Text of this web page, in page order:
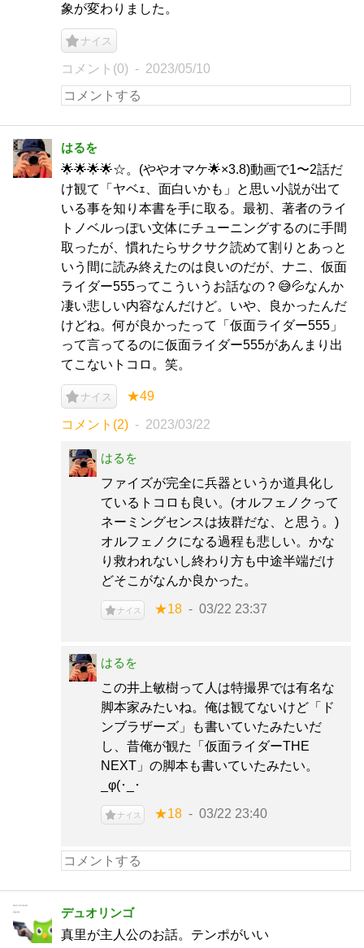
象が変わりました。
ナイス
コメント(0) 2023/05/10
はるを
🌟🌟🌟🌟☆。(ややオマケ🌟×3.8)動画で1〜2話だ
け観て「ヤベｪ、面白いかも」と思い小説が出て
いる事を知り本書を手に取る。最初、著者のライ
トノベルっぽい文体にチューニングするのに手間
取ったが、慣れたらサクサク読めて割りとあっと
いう間に読み終えたのは良いのだが、ナニ、仮面
ライダー555ってこういうお話なの？😅💦なんか
凄い悲しい内容なんだけど。いや、良かったんだ
けどね。何が良かったって「仮面ライダー555」
って言ってるのに仮面ライダー555があんまり出
てこないトコロ。笑。
ナイス ★49
コメント(2) 2023/03/22
はるを
ファイズが完全に兵器というか道具化し
ているトコロも良い。(オルフェノクって
ネーミングセンスは抜群だな、と思う。)
オルフェノクになる過程も悲しい。かな
り救われないし終わり方も中途半端だけ
どそこがなんか良かった。
ナイス ★18 03/22 23:37
はるを
この井上敏樹って人は特撮界では有名な
脚本家みたいね。俺は観てないけど「ド
ンブラザーズ」も書いていたみたいだ
し、昔俺が観た「仮面ライダーTHE
NEXT」の脚本も書いていたみたい。
_φ(･_･
ナイス ★18 03/22 23:40
デュオリンゴ
真里が主人公のお話。テンポがいい